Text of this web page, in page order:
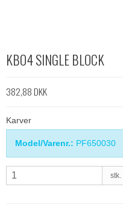
KBO4 SINGLE BLOCK
382,88 DKK
Karver
Model/Varenr.: PF650030
stk.